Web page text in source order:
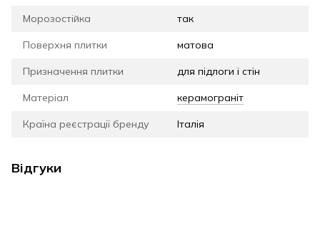
Морозостійка так
Поверхня плитки матова
Призначення плитки для підлоги і стін
Матеріал керамограніт
Країна реєстрації бренду Італія
Відгуки